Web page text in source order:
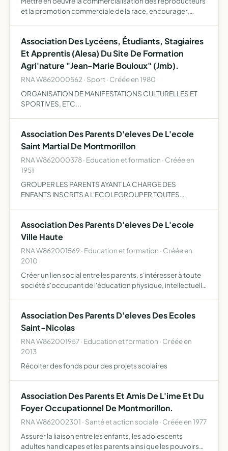
et la promotion commerciale de la race, encourager,
intér…
Association Des Lycéens, Étudiants, Stagiaires
Et Apprentis (Alesa) Du Site De Formation
Agri'nature "Jean-Marie Bouloux" (Jmb).
RNA W862000562 · Sport · Créée en 1980
ORGANISATION DE MANIFESTATIONS CULTURELLES ET
SPORTIVES, ETC...
Association Des Parents D'eleves De L'ecole
Saint Martial De Montmorillon
RNA W862000378 · Education et formation · Créée en
1951
GROUPER LES PARENTS AYANT LA CHARGE DES
ENFANTS INSCRITS A L'ECOLEGROUPER TOUTES
MAITRES, ET L'ENTENTE AVEC TOUTES ASSOCIATIONS …
Association Des Parents D'eleves De L'ecole
Ville Haute
RNA W862001569 · Education et formation · Créée en
2010
Créer un lien social entre les parents, s'intéresser à toute
société s'occupant de l'éducation physique, intellectuelle
Association Des Parents D'eleves Des Ecoles
Saint-Nicolas
RNA W862001957 · Education et formation · Créée en
2013
Récolter des fonds pour des projets scolaires
Association Des Parents Et Amis De L'ime Et Du
Foyer Occupationnel De Montmorillon.
RNA W862002301 · Santé et action sociale · Créée en 1977
Assurer la liaison entre les enfants, les adolescents
adultes handicapes et les parents ainsi que les pouvoirs